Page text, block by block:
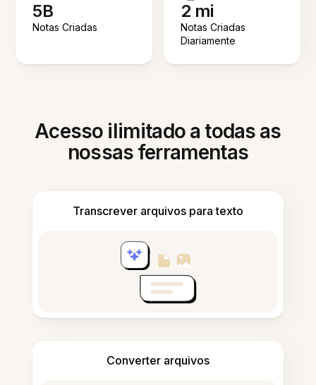
5B
Notas Criadas
2 mi
Notas Criadas
Diariamente
Acesso ilimitado a todas as
nossas ferramentas
Transcrever arquivos para texto
Converter arquivos